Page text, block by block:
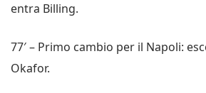
entra Billing.
77′ – Primo cambio per il Napoli:
Okafor.